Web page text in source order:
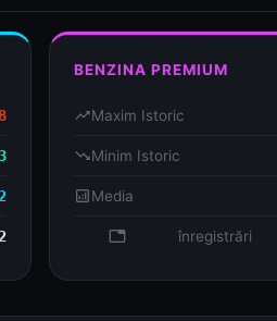
BENZINA PREMIUM
trending_upMaxim Istoric
trending_downMinim Istoric
analyticsMedia
database înregistrări